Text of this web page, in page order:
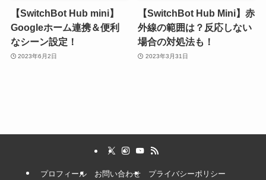
【SwitchBot Hub mini】
Googleホーム連携＆便利
なシーン設定！
2023年6月2日
【SwitchBot Hub Mini】赤
外線の範囲は？反応しない
場合の対処法も！
2023年3月31日
プロフィール お問い合わせ プライバシーポリシー